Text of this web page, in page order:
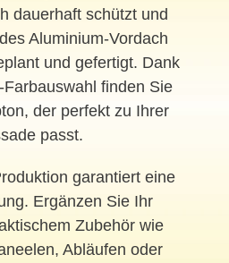
dauerhaft schützt und
Aluminium-Vordach
und gefertigt. Dank
finden Sie
der perfekt zu Ihrer
passt.
garantiert eine
Ergänzen Sie Ihr
Zubehör wie
Abläufen oder